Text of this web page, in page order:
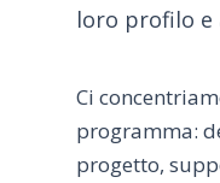
loro profilo
Ci
programma:
progetto,